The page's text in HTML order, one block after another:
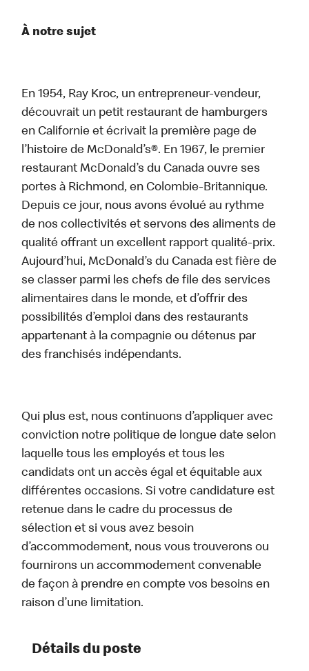
À notre sujet
En 1954, Ray Kroc, un entrepreneur-vendeur,
découvrait un petit restaurant de hamburgers
en Californie et écrivait la première page de
l’histoire de McDonald’s®. En 1967, le premier
restaurant McDonald’s du Canada ouvre ses
portes à Richmond, en Colombie-Britannique.
Depuis ce jour, nous avons évolué au rythme
de nos collectivités et servons des aliments de
qualité offrant un excellent rapport qualité-prix.
Aujourd’hui, McDonald’s du Canada est fière de
se classer parmi les chefs de file des services
alimentaires dans le monde, et d’offrir des
possibilités d’emploi dans des restaurants
appartenant à la compagnie ou détenus par
des franchisés indépendants.
Qui plus est, nous continuons d’appliquer avec
conviction notre politique de longue date selon
laquelle tous les employés et tous les
candidats ont un accès égal et équitable aux
différentes occasions. Si votre candidature est
retenue dans le cadre du processus de
sélection et si vous avez besoin
d’accommodement, nous vous trouverons ou
fournirons un accommodement convenable
de façon à prendre en compte vos besoins en
raison d’une limitation.
Détails du poste